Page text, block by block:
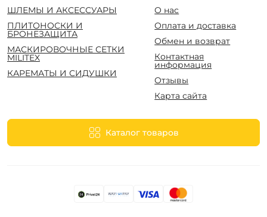
ШЛЕМЫ И АКСЕССУАРЫ
ПЛИТОНОСКИ И
БРОНЕЗАЩИТА
МАСКИРОВОЧНЫЕ СЕТКИ
MILITEX
КАРЕМАТЫ И СИДУШКИ
О нас
Оплата и доставка
Обмен и возврат
Контактная
информация
Отзывы
Карта сайта
Каталог товаров